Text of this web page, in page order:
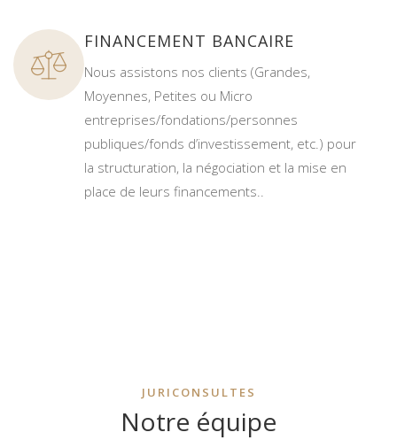
FINANCEMENT BANCAIRE
Nous assistons nos clients (Grandes,
Moyennes, Petites ou Micro
entreprises/fondations/personnes
publiques/fonds d’investissement, etc.) pour
la structuration, la négociation et la mise en
place de leurs financements..
JURICONSULTES
Notre équipe